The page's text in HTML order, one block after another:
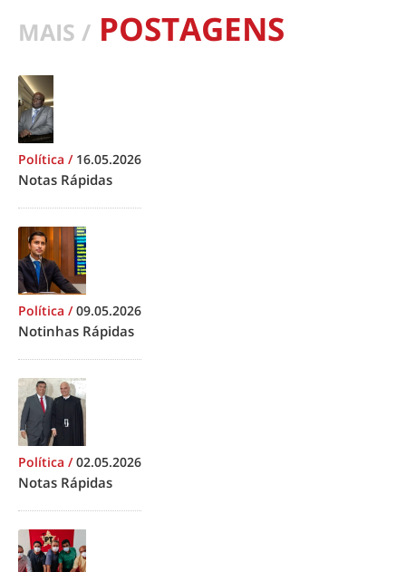
MAIS / POSTAGENS
Política / 16.05.2026
Notas Rápidas
Política /09.05.2026
Notinhas Rápidas
Política /02.05.2026
Notas Rápidas